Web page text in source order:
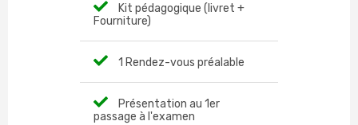
Kit pédagogique (livret +
Fourniture)
1 Rendez-vous préalable
Présentation au 1er
passage à l'examen